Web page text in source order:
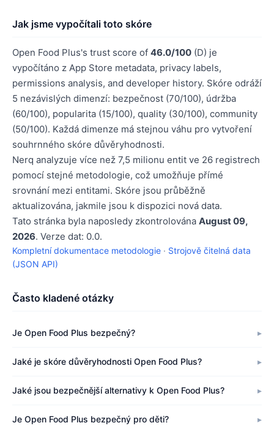
Jak jsme vypočítali toto skóre
Open Food Plus's trust score of 46.0/100 (D) je
vypočítáno z App Store metadata, privacy labels,
permissions analysis, and developer history. Skóre odráží
5 nezávislých dimenzí: bezpečnost (70/100), údržba
(60/100), popularita (15/100), quality (30/100), community
(50/100). Každá dimenze má stejnou váhu pro vytvoření
souhrnného skóre důvěryhodnosti.
Nerq analyzuje více než 7,5 milionu entit ve 26 registrech
pomocí stejné metodologie, což umožňuje přímé
srovnání mezi entitami. Skóre jsou průběžně
aktualizována, jakmile jsou k dispozici nová data.
Tato stránka byla naposledy zkontrolována August 09,
2026. Verze dat: 0.0.
Kompletní dokumentace metodologie · Strojově čitelná data
(JSON API)
Často kladené otázky
Je Open Food Plus bezpečný?
Jaké je skóre důvěryhodnosti Open Food Plus?
Jaké jsou bezpečnější alternativy k Open Food Plus?
Je Open Food Plus bezpečný pro děti?